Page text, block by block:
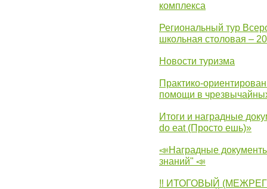
комплекса
Региональный тур
школьная столовая –
Новости туризма
Практико-
помощи в
Итоги и наградные
do eat (Просто ешь)»
📣Наградные
знаний" 📣
‼ ИТОГОВЫЙ